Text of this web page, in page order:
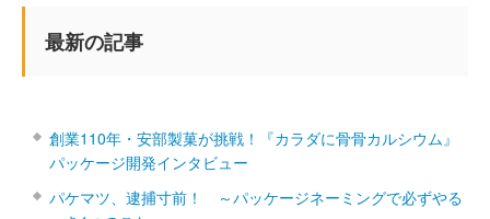
最新の記事
創業110年・安部製菓が挑戦！『カラダに骨骨カルシウム』
パッケージ開発インタビュー
パケマツ、逮捕寸前！ ～パッケージネーミングで必ずやる